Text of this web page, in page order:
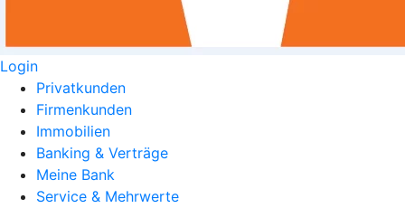
Login
Privatkunden
Firmenkunden
Immobilien
Banking & Verträge
Meine Bank
Service & Mehrwerte